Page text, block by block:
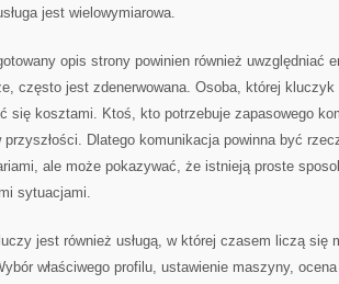
jest wielowymiarowa.
opis strony powinien również uwzględniać
często jest zdenerwowana. Osoba, której kluczyk
się kosztami. Ktoś, kto potrzebuje zapasowego
przyszłości. Dlatego komunikacja powinna być
ale może pokazywać, że istnieją proste
sytuacjami.
jest również usługą, w której czasem liczą się
właściwego profilu, ustawienie maszyny,